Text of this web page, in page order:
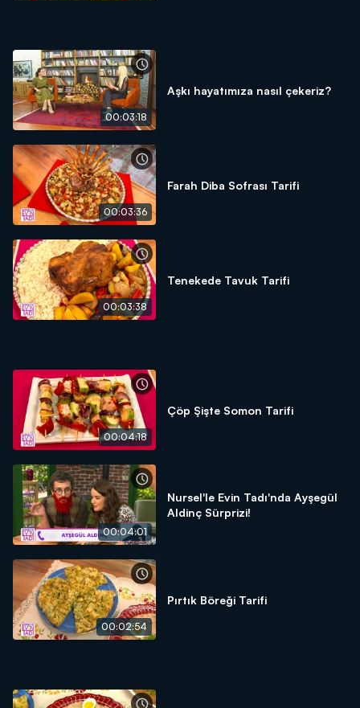
00:03:18
Aşkı hayatımıza nasıl çekeriz?
00:03:36
Farah Diba Sofrası Tarifi
00:03:38
Tenekede Tavuk Tarifi
00:04:18
Çöp Şişte Somon Tarifi
00:04:01
Nursel'le Evin Tadı'nda Ayşegül
Aldinç Sürprizi!
00:02:54
Pırtık Böreği Tarifi